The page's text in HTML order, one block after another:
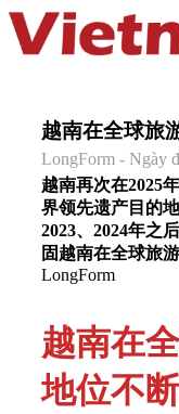
越南在全球旅
LongForm - Ngày
越南再次在2025
界领先遗产目的地
2023、2024年之
固越南在全球旅
LongForm
越南在
地位不